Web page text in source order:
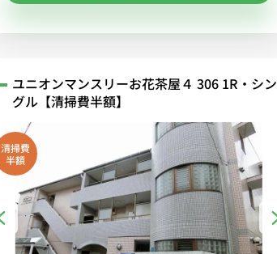
ユニオンマンスリーお花茶屋４ 306 1R・シン
グル【清掃費半額】
清掃費
半額